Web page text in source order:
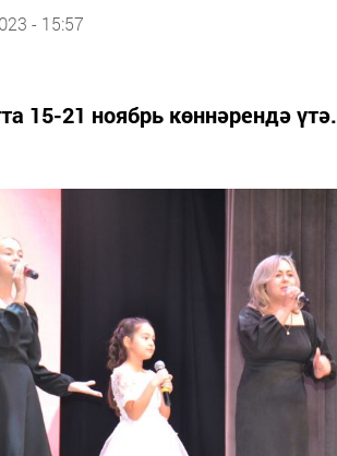
- 15:57
15-21 ноябрь көннәрендә үтә.